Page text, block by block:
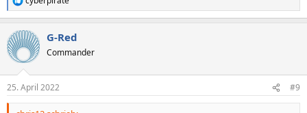
R
e
k
t
i
e
n
G-Red
Commander
25. April 2022 #9